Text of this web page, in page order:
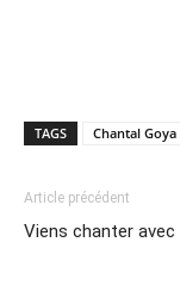
TAGS Chantal Goya
Article précédent
Viens chanter